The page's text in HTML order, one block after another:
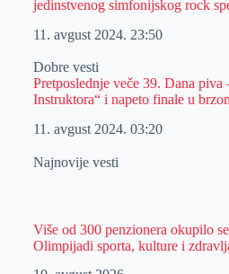
jedinstvenog simfonijskog rock
11. avgust 2024. 23:50
Dobre vesti
Pretposlednje veče 39. Dana piva
Instruktora“ i napeto finale u
11. avgust 2024. 03:20
Najnovije vesti
Više od 300 penzionera okupilo
Olimpijadi sporta, kulture i